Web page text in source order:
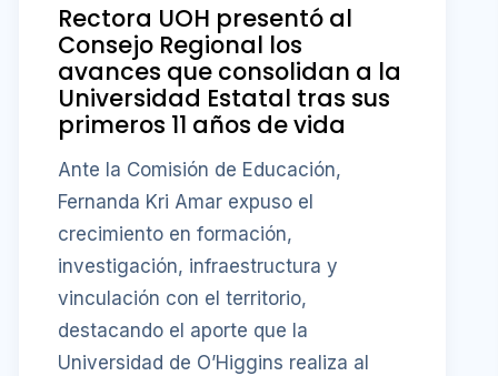
Rectora UOH presentó al
Consejo Regional los
avances que consolidan a la
Universidad Estatal tras sus
primeros 11 años de vida
Ante la Comisión de Educación,
Fernanda Kri Amar expuso el
crecimiento en formación,
investigación, infraestructura y
vinculación con el territorio,
destacando el aporte que la
Universidad de O’Higgins realiza al